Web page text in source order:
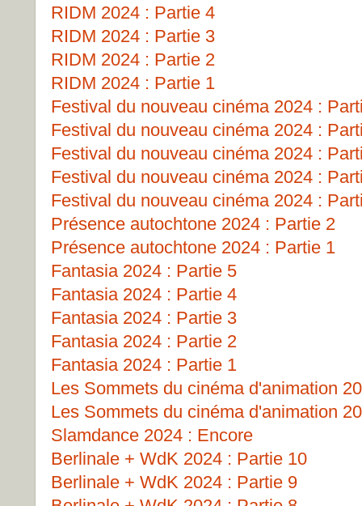
RIDM 2024 : Partie 4
RIDM 2024 : Partie 3
RIDM 2024 : Partie 2
RIDM 2024 : Partie 1
Festival du nouveau cinéma 2024 :
Festival du nouveau cinéma 2024 :
Festival du nouveau cinéma 2024 :
Festival du nouveau cinéma 2024 :
Festival du nouveau cinéma 2024 :
Présence autochtone 2024 : Partie 2
Présence autochtone 2024 : Partie 1
Fantasia 2024 : Partie 5
Fantasia 2024 : Partie 4
Fantasia 2024 : Partie 3
Fantasia 2024 : Partie 2
Fantasia 2024 : Partie 1
Les Sommets du cinéma d'animation
Les Sommets du cinéma d'animation
Slamdance 2024 : Encore
Berlinale + WdK 2024 : Partie 10
Berlinale + WdK 2024 : Partie 9